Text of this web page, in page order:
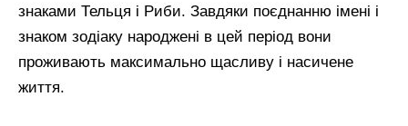
знаками Тельця і Риби. Завдяки поєднанню імені і
знаком зодіаку народжені в цей період вони
проживають максимально щасливу і насичене
життя.